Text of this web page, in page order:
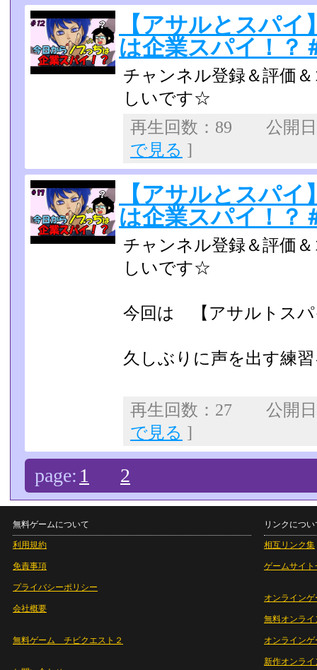
【アサルとスパ
は企業スパイ！？
チャンネル登録＆評価
しいです☆
再生回数：89 公開
で見る ]
【アサルとスパ
は企業スパイ！？
チャンネル登録＆評価
しいです☆
今回は 【アサルトスパ
久しぶりに声を出す練
再生回数：27 公開
で見る ]
page: 1 2
無料ゲームについて
利用規約
免責事項
プライバシーポリシー
会社概要
無料ゲーム チビクエスト２
リンクについ
相互リンク集
ゲームサイト
オンラインゲ
無料オンライ
オンライン
新作オンライ